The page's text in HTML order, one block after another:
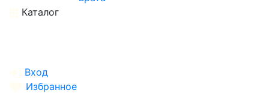
Каталог
Вход
Избранное